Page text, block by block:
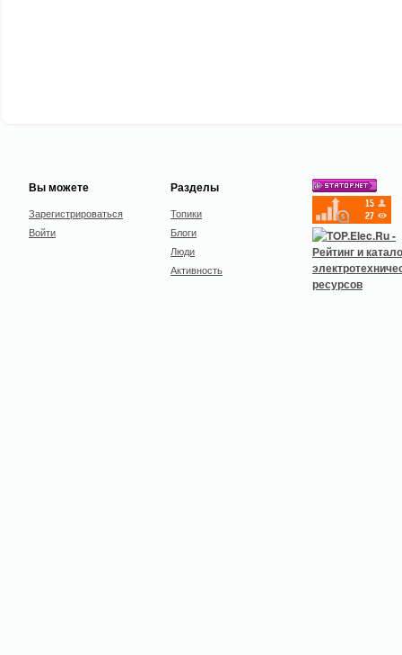
Вы можете
Зарегистрироваться
Войти
Разделы
Топики
Блоги
Люди
Активность